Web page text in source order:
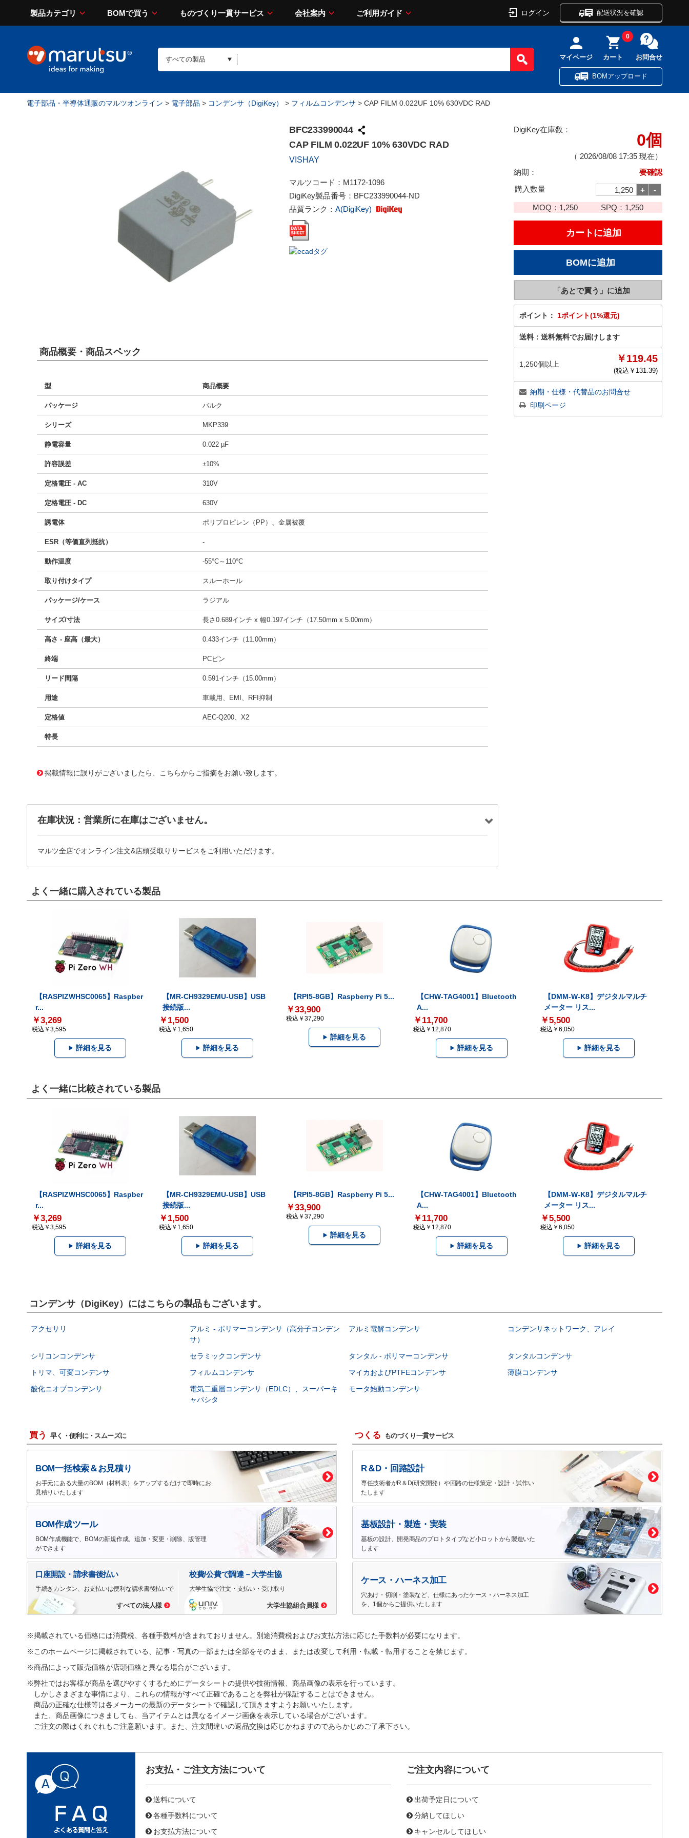
製品カテゴリ BOMで買う ものづくり一貫サービス 会社案内 ご利用ガイド ログイン 配送状況を確認
マイページ カート
0
お問合せ
BOMアップロード
電子部品・半導体通販のマルツオンライン > 電子部品 > コンデンサ（DigiKey） > フィルムコンデンサ > CAP FILM 0.022UF 10% 630VDC RAD
BFC233990044
CAP FILM 0.022UF 10% 630VDC RAD
VISHAY
マルツコード： M1172-1096
DigiKey製品番号： BFC233990044-ND
品質ランク： A(DigiKey)
DigiKey在庫数：
0個
（ 2026/08/08 17:35 現在）
納期：
要確認
購入数量
MOQ： 1,250 SPQ： 1,250
ポイント： 1ポイント(1%還元)
送料： 送料無料でお届けします
1,250個以上 ￥119.45
(税込￥ 131.39)
納期・仕様・代替品のお問合せ
印刷ページ
商品概要・商品スペック
型 商品概要
パッケージ バルク
シリーズ MKP339
静電容量 0.022 µF
許容誤差 ±10%
定格電圧 - AC 310V
定格電圧 - DC 630V
誘電体 ポリプロピレン（PP）、金属被覆
ESR（等価直列抵抗） -
動作温度 -55°C～110°C
取り付けタイプ スルーホール
パッケージ/ケース ラジアル
サイズ/寸法 長さ0.689インチ x 幅0.197インチ（17.50mm x 5.00mm）
高さ - 座高（最大） 0.433インチ（11.00mm）
終端 PCピン
リード間隔 0.591インチ（15.00mm）
用途 車載用、EMI、RFI抑制
定格値 AEC-Q200、X2
特長
掲載情報に誤りがございましたら、こちらからご指摘をお願い致します。
在庫状況：営業所に在庫はございません。
マルツ全店でオンライン注文&店頭受取りサービスをご利用いただけます。
よく一緒に購入されている製品
【RASPIZWHSC0065】Raspber
r...
￥3,269
税込￥3,595
詳細を見る
【MR-CH9329EMU-USB】USB
接続版...
￥1,500
税込￥1,650
詳細を見る
【RPI5-8GB】Raspberry Pi 5...
￥33,900
税込￥37,290
詳細を見る
【CHW-TAG4001】Bluetooth
A...
￥11,700
税込￥12,870
詳細を見る
【DMM-W-K8】デジタルマルチ
メーター リス...
￥5,500
税込￥6,050
詳細を見る
よく一緒に比較されている製品
【RASPIZWHSC0065】Raspber
r...
￥3,269
税込￥3,595
詳細を見る
【MR-CH9329EMU-USB】USB
接続版...
￥1,500
税込￥1,650
詳細を見る
【RPI5-8GB】Raspberry Pi 5...
￥33,900
税込￥37,290
詳細を見る
【CHW-TAG4001】Bluetooth
A...
￥11,700
税込￥12,870
詳細を見る
【DMM-W-K8】デジタルマルチ
メーター リス...
￥5,500
税込￥6,050
詳細を見る
コンデンサ（DigiKey）にはこちらの製品もございます。
アクセサリ
アルミ - ポリマーコンデンサ（高分子コンデン
サ）
アルミ電解コンデンサ コンデンサネットワーク、アレイ
シリコンコンデンサ セラミックコンデンサ タンタル - ポリマーコンデンサ
タンタルコンデンサ
トリマ、可変コンデンサ
フィルムコンデンサ マイカおよびPTFEコンデンサ
薄膜コンデンサ
酸化ニオブコンデンサ
電気二重層コンデンサ（EDLC）、スーパーキ
ャパシタ
モータ始動コンデンサ
買う 早く・便利に・スムーズに
BOM一括検索＆お見積り
お手元にある大量のBOM（材料表）をアップするだけで即時にお
見積りいたします
BOM作成ツール
BOM作成機能で、BOMの新規作成、追加・変更・削除、版管理
ができます
口座開設・請求書後払い
手続きカンタン、お支払いは便利な請求書後払いで
すべての法人様
校費/公費で調達－大学生協
大学生協で注文・支払い・受け取り
大学生協組合員様
つくる ものづくり一貫サービス
R＆D・回路設計
専任技術者がR＆D(研究開発）や回路の仕様策定・設計・試作い
たします
基板設計・製造・実装
基板の設計、開発商品のプロトタイプなど小ロットから製造いた
します
ケース・ハーネス加工
穴あけ・切削・塗装など、仕様にあったケース・ハーネス加工
を、1個からご提供いたします
※掲載されている価格には消費税、各種手数料が含まれておりません。別途消費税およびお支払方法に応じた手数料が必要になります。
※このホームページに掲載されている、記事・写真の一部または全部をそのまま、または改変して利用・転載・転用することを禁じます。
※商品によって販売価格が店頭価格と異なる場合がございます。
※弊社ではお客様が商品を選びやすくするためにデータシートの提供や技術情報、商品画像の表示を行っています。
しかしさまざまな事情により、これらの情報がすべて正確であることを弊社が保証することはできません。
商品の正確な仕様等は各メーカーの最新のデータシートで確認して頂きますようお願いいたします。
また、商品画像につきましても、当アイテムとは異なるイメージ画像を表示している場合がございます。
ご注文の際はくれぐれもご注意願います。また、注文間違いの返品交換は応じかねますのであらかじめご了承下さい。
お支払・ご注文方法について
送料について
各種手数料について
お支払方法について
ご注文内容について
出荷予定日について
分納してほしい
キャンセルしてほしい